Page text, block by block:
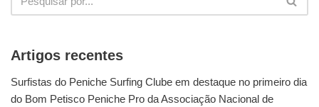
Artigos recentes
Surfistas do Peniche Surfing Clube em destaque no primeiro dia
do Bom Petisco Peniche Pro da Associação Nacional de